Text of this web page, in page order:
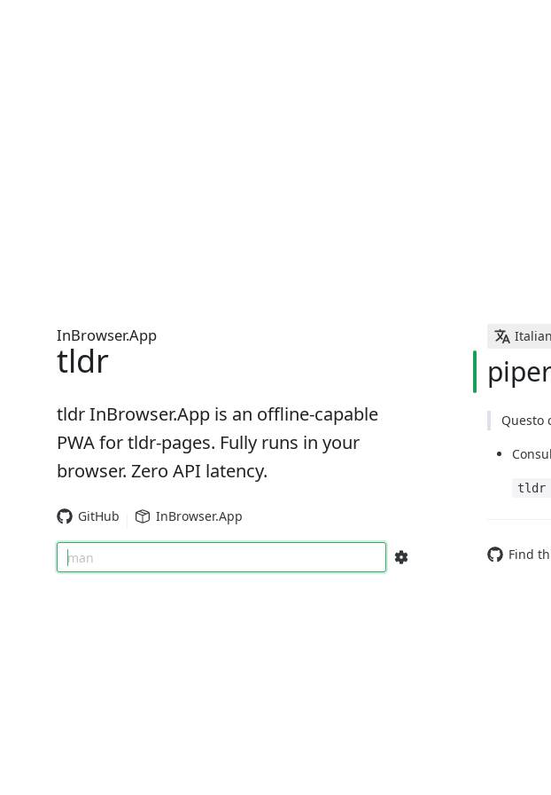
InBrowser.App
tldr
tldr InBrowser.App is an offline-capable
PWA for tldr-pages. Fully runs in your
browser. Zero API latency.
GitHub InBrowser.App
man
Questo
tldr
Find